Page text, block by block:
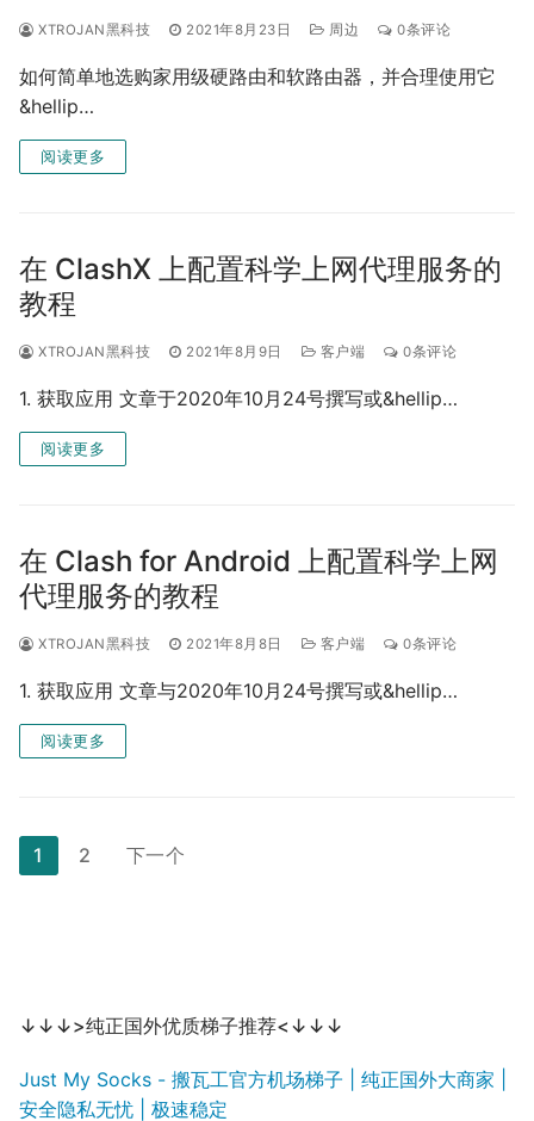
XTROJAN黑科技 2021年8月23日 周边 0条评论
如何简单地选购家用级硬路由和软路由器，并合理使用它
&hellip…
阅读更多
在 ClashX 上配置科学上网代理服务的
教程
XTROJAN黑科技 2021年8月9日 客户端 0条评论
1. 获取应用 文章于2020年10月24号撰写或&hellip…
阅读更多
在 Clash for Android 上配置科学上网
代理服务的教程
XTROJAN黑科技 2021年8月8日 客户端 0条评论
1. 获取应用 文章与2020年10月24号撰写或&hellip…
阅读更多
文
1 2 下一个
↓↓↓>纯正国外优质梯子推荐<↓↓↓
Just My Socks - 搬瓦工官方机场梯子 | 纯正国外大商家 |
安全隐私无忧 | 极速稳定